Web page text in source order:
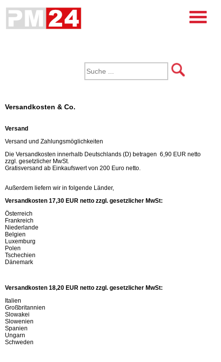
Versandkosten & Co.
Versand
Versand und Zahlungsmöglichkeiten
Die Versandkosten innerhalb Deutschlands (D) betragen 6,90 EUR netto
zzgl. gesetzlicher MwSt.
Gratisversand ab Einkaufswert von 200 Euro netto.
Außerdem liefern wir in folgende Länder,
Versandkosten 17,30 EUR netto zzgl. gesetzlicher MwSt:
Österreich
Frankreich
Niederlande
Belgien
Luxemburg
Polen
Tschechien
Dänemark
Versandkosten 18,20 EUR netto zzgl. gesetzlicher MwSt:
Italien
Großbritannien
Slowakei
Slowenien
Spanien
Ungarn
Schweden